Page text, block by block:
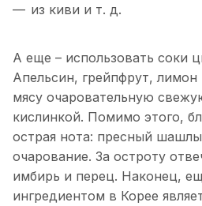
из киви и т. д.
А еще – использовать соки
Апельсин, грейпфрут,
мясу очаровательную
кислинкой. Помимо этого,
острая нота: пресный
очарование. За остроту
имбирь и перец. Наконец,
ингредиентом в Корее